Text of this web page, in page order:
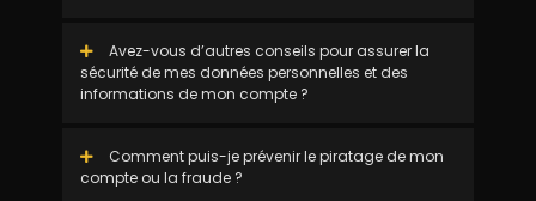
Avez-vous d’autres conseils pour assurer la
sécurité de mes données personnelles et des
informations de mon compte ?
Comment puis-je prévenir le piratage de mon
compte ou la fraude ?